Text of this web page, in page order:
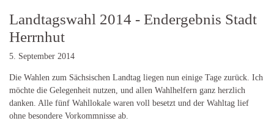
Landtagswahl 2014 - Endergebnis Stadt
Herrnhut
5. September 2014
Die Wahlen zum Sächsischen Landtag liegen nun einige Tage zurück. Ich
möchte die Gelegenheit nutzen, und allen Wahlhelfern ganz herzlich
danken. Alle fünf Wahllokale waren voll besetzt und der Wahltag lief
ohne besondere Vorkommnisse ab.